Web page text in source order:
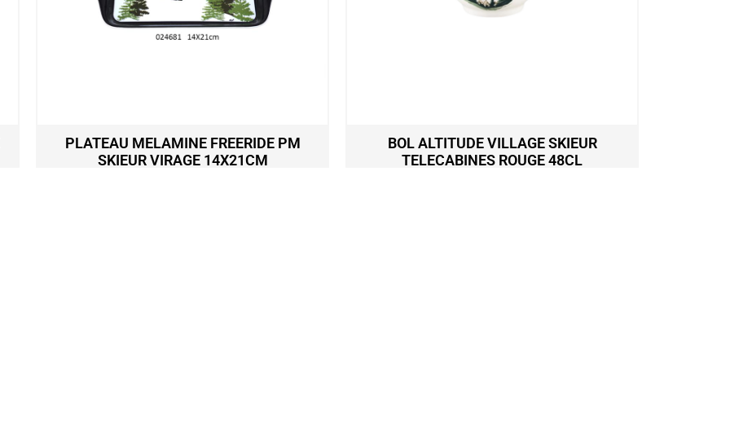
PLATEAU MELAMINE FREERIDE PM
SKIEUR VIRAGE 14X21CM
BOL ALTITUDE VILLAGE SKIEUR
TELECABINES ROUGE 48CL